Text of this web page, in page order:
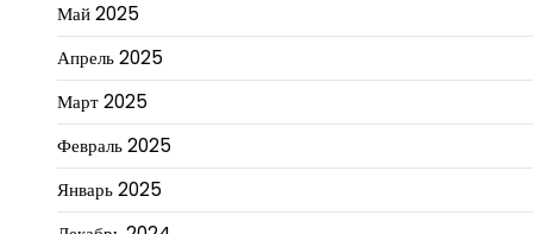
Май 2025
Апрель 2025
Март 2025
Февраль 2025
Январь 2025